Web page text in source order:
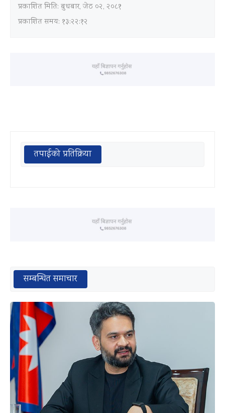
प्रकाशित मिति: बुधबार, जेठ ०२, २०८१
प्रकाशित समय: १३:२२:१२
तपाईको प्रतिक्रिया
सम्बन्धित समाचार